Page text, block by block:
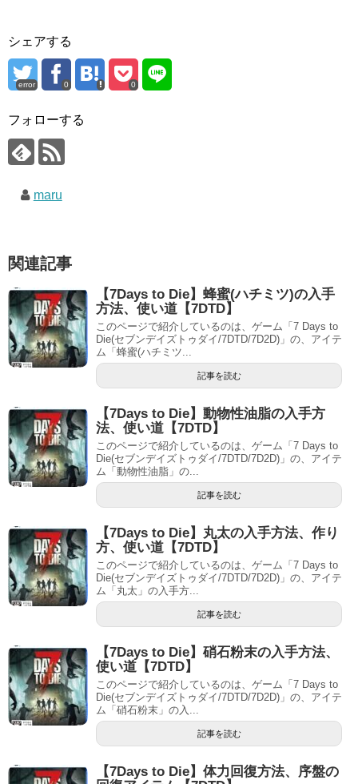
シェアする
error 0 0
フォローする
maru
関連記事
【7Days to Die】蜂蜜(ハチミツ)の入手
方法、使い道【7DTD】
このページで紹介しているのは、ゲーム「7 Days to
Die(セブンデイズトゥダイ/7DTD/7D2D)」の、アイテ
ム「蜂蜜(ハチミツ...
記事を読む
【7Days to Die】動物性油脂の入手方
法、使い道【7DTD】
このページで紹介しているのは、ゲーム「7 Days to
Die(セブンデイズトゥダイ/7DTD/7D2D)」の、アイテ
ム「動物性油脂」の...
記事を読む
【7Days to Die】丸太の入手方法、作り
方、使い道【7DTD】
このページで紹介しているのは、ゲーム「7 Days to
Die(セブンデイズトゥダイ/7DTD/7D2D)」の、アイテ
ム「丸太」の入手方...
記事を読む
【7Days to Die】硝石粉末の入手方法、
使い道【7DTD】
このページで紹介しているのは、ゲーム「7 Days to
Die(セブンデイズトゥダイ/7DTD/7D2D)」の、アイテ
ム「硝石粉末」の入...
記事を読む
【7Days to Die】体力回復方法、序盤の